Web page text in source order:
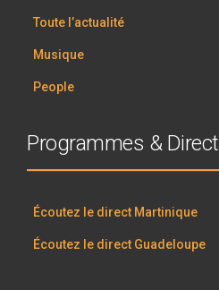
Toute l’actualité
Musique
People
Programmes & Direct
Écoutez le direct Martinique
Écoutez le direct Guadeloupe